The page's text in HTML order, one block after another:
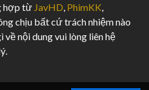
hợp từ JavHD PhimKK
chịu bất cứ trách nhiệm nào
về nội dung vui lòng liên hệ